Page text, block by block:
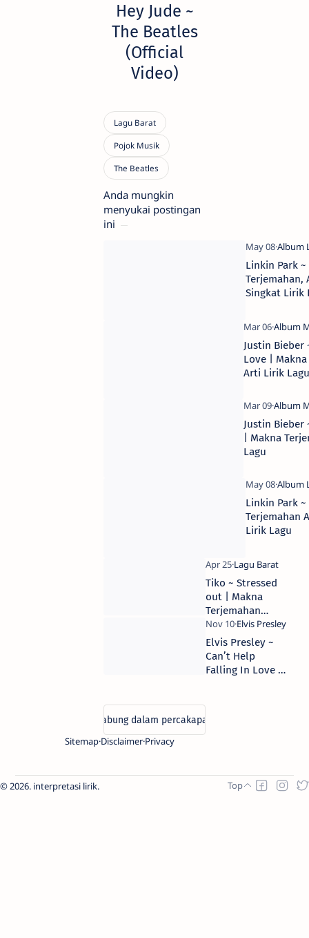
Hey Jude ~
The Beatles
(Official
Video)
Anda mungkin
menyukai postingan
ini
Linkin Park ~
Terjemahan,
Singkat Lirik
Justin Bieber
Love |
Arti Lirik Lagu
Justin Bieber
| Makna
Lagu
Linkin Park
Terjemahan
Lirik Lagu
Tiko ~ Stressed
out | Makna
Terjemahan
Arti Lirik Lagu
Elvis Presley ~
Can’t Help
Falling In Love |
Sitemap Disclaimer Privacy
2026. interpretasi lirik.